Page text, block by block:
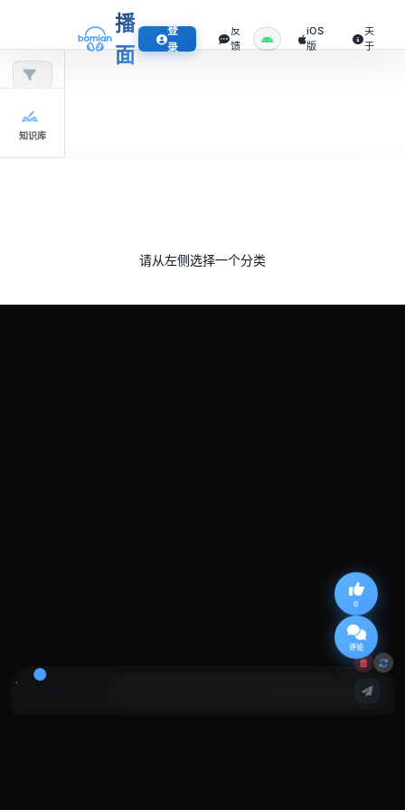
播
面
登
录
反
馈
iOS
版
关
于
0
评论
知识库
请从左侧选择一个分类